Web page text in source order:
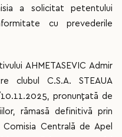
a solicitat petentului
cu prevederile
AHMETASEVIC Admir
clubul C.S.A. STEAUA
pronunțată de
rămasă definitivă prin
Centrală de Apel